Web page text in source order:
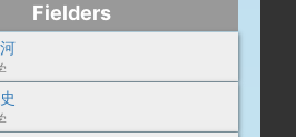
Fielders